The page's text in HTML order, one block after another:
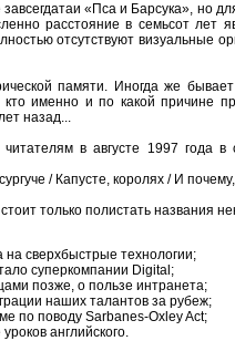
«Пса и Барсука», но
расстояние в семьсот лет
отсутствуют визуальные
памяти. Иногда же
кто именно и по какой причине
назад...
в августе 1997 года в
/ Капусте, королях / И
только полистать названия
на сверхбыст­рые технологии;
суперкомпании Digital;
позже, о пользе интранета;
наших талантов за рубеж;
по поводу Sarbanes-Oxley Act;
английского.